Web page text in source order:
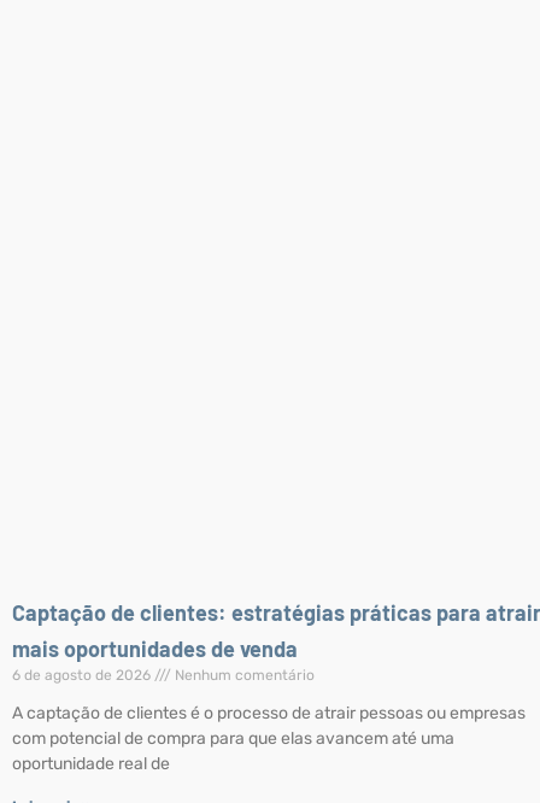
Captação de clientes: estratégias práticas para atrair
mais oportunidades de venda
6 de agosto de 2026 Nenhum comentário
A captação de clientes é o processo de atrair pessoas ou empresas
com potencial de compra para que elas avancem até uma
oportunidade real de